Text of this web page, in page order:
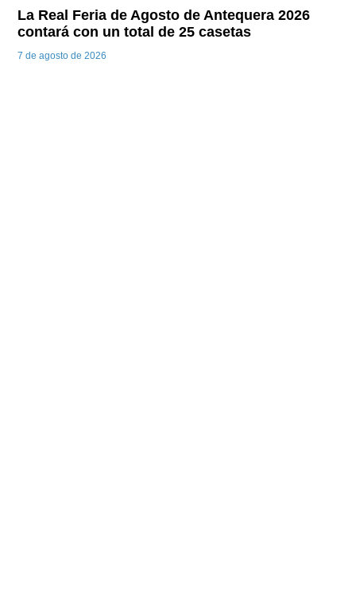
La Real Feria de Agosto de Antequera 2026
contará con un total de 25 casetas
7 de agosto de 2026